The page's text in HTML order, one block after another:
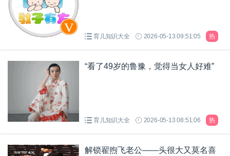
育儿知识大全 2026-05-13 09:51:05 热
“看了49岁的鲁豫，觉得当女人好难”
育儿知识大全 2026-05-13 08:51:06 热
解锁翟煦飞老公——头很大又莫名喜